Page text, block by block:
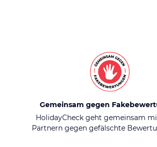
Gemeinsam gegen
HolidayCheck geht gemeinsam
Partnern gegen gefälschte